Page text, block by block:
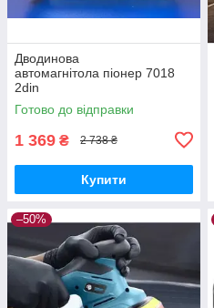
Дводинова
автомагнітола піонер 7018
2din
Bluetooth, мр3, USB, Мультим
едійна процесорна
дюймів і блютузом
Готово до відправки
1 369 ₴ 2 738 ₴
Купити
–50%